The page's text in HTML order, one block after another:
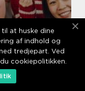
fælles
at huske dine
af indhold og
tredjepart. Ved
cookiepolitikken.